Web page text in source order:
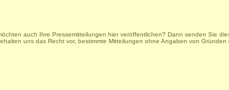
auch Ihre Pressemitteilungen hier veröffentlichen? Dann senden Sie
uns das Recht vor, bestimmte Mitteilungen ohne Angaben von Gründen